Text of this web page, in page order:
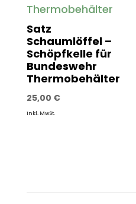
Satz
Schaumlöffel –
Schöpfkelle für
Bundeswehr
Thermobehälter
25,00 €
inkl. MwSt.